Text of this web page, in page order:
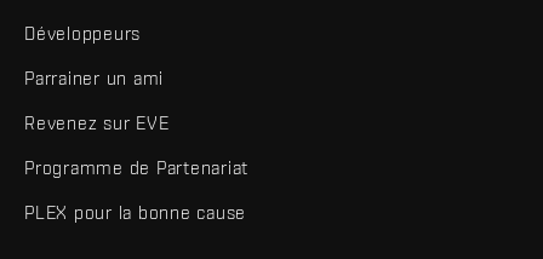
Développeurs
Parrainer un ami
Revenez sur EVE
Programme de Partenariat
PLEX pour la bonne cause